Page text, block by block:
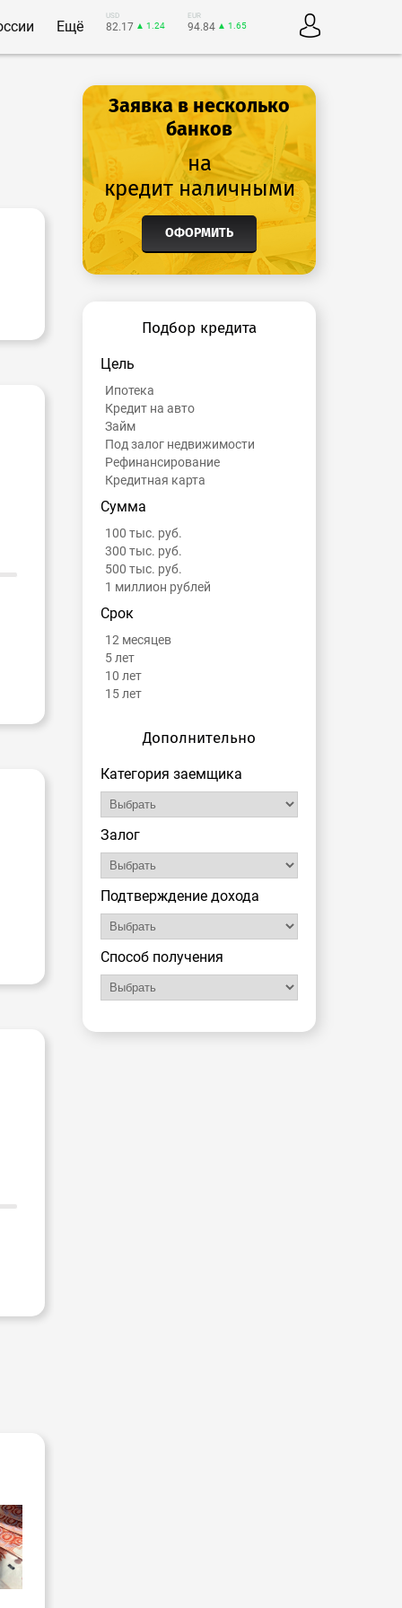
Ещё
USD
82.17 ▲ 1.24
EUR
94.84 ▲ 1.65
Заявка в несколько
банков
на
кредит наличными
ОФОРМИТЬ
Подбор кредита
Цель
Ипотека
Кредит на авто
Займ
Под залог недвижимости
Рефинансирование
Кредитная карта
Сумма
100 тыс. руб.
300 тыс. руб.
500 тыс. руб.
1 миллион рублей
Срок
12 месяцев
5 лет
10 лет
15 лет
Дополнительно
Категория заемщика
Залог
Подтверждение дохода
Способ получения